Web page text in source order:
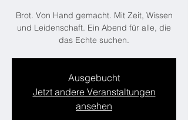
Brot. Von Hand gemacht. Mit Zeit, Wissen
und Leidenschaft. Ein Abend für alle, die
das Echte suchen.
Ausgebucht
Jetzt andere Veranstaltungen
ansehen